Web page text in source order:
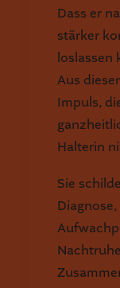
Dass er
stärker
loslassen
Aus
Impuls,
Halterin
Sie